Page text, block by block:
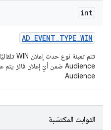
int
AD_EVENT_TYPE_WIN
Audience
الثوابت المكتسَبة